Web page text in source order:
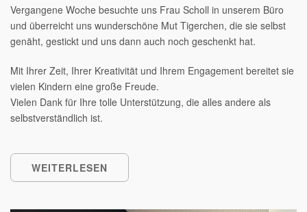
Vergangene Woche besuchte uns Frau Scholl in unserem Büro
und überreicht uns wunderschöne Mut Tigerchen, die sie selbst
genäht, gestickt und uns dann auch noch geschenkt hat.
Mit Ihrer Zeit, Ihrer Kreativität und Ihrem Engagement bereitet sie
vielen Kindern eine große Freude.
Vielen Dank für Ihre tolle Unterstützung, die alles andere als
selbstverständlich ist.
WEITERLESEN